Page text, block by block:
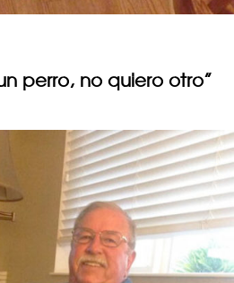
perro, no quiero otro”